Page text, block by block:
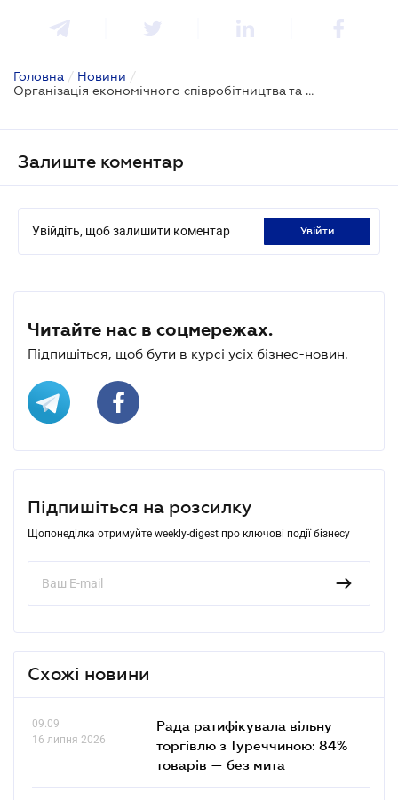
Головна / Новини /
Організація економічного співробітництва та розвитку відкрила офіс в Україні
Залиште коментар
Увійдіть, щоб залишити коментар увійти
Читайте нас в соцмережах.
Підпишіться, щоб бути в курсі усіх бізнес-новин.
Підпишіться на розсилку
Щопонеділка отримуйте weekly-digest про ключові події бізнесу
Схожі новини
09.09
16 липня 2026
Рада ратифікувала вільну
торгівлю з Туреччиною: 84%
товарів — без мита